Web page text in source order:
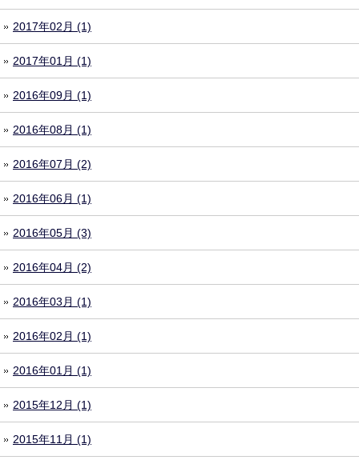
2017年02月 (1)
2017年01月 (1)
2016年09月 (1)
2016年08月 (1)
2016年07月 (2)
2016年06月 (1)
2016年05月 (3)
2016年04月 (2)
2016年03月 (1)
2016年02月 (1)
2016年01月 (1)
2015年12月 (1)
2015年11月 (1)